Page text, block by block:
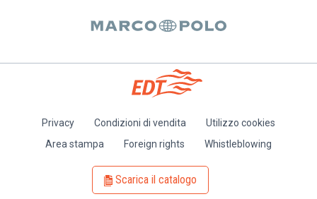
Privacy Condizioni di vendita
Utilizzo cookies
Area stampa
Foreign rights Whistleblowing
Scarica il catalogo